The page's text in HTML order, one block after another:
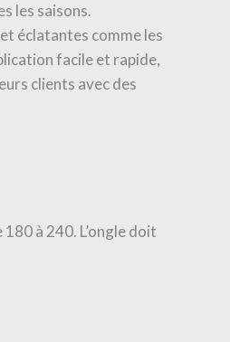
les saisons.
éclatantes comme les
facile et rapide,
clients avec des
à 240. L’ongle doit